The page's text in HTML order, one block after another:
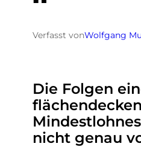
Verfasst vonWolfgang
Die Folgen
nicht genau